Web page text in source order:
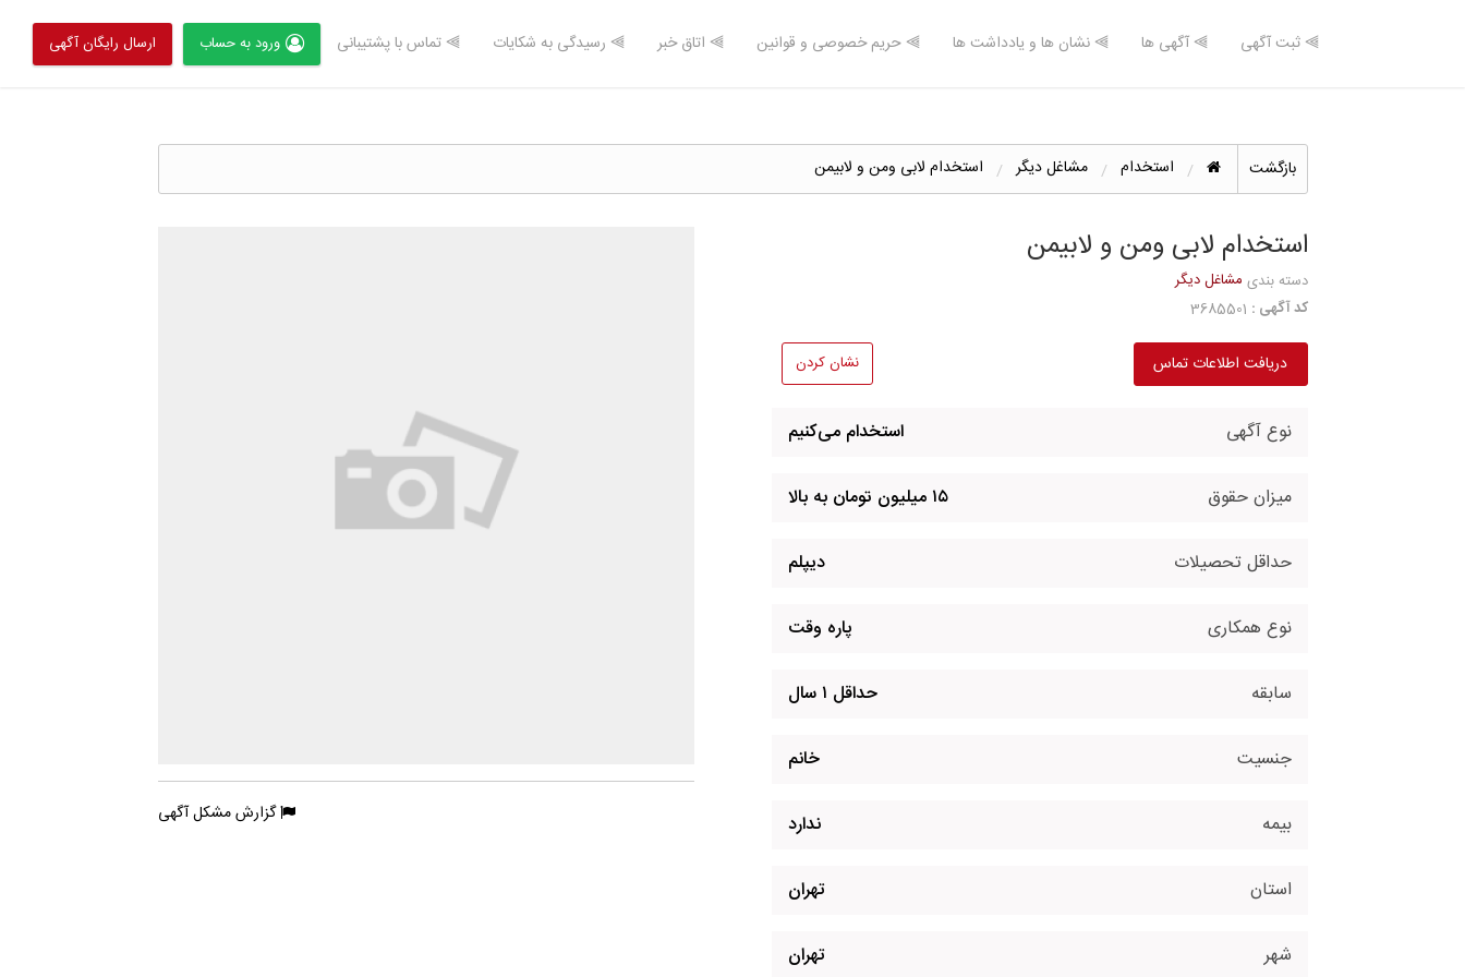
⫸ ثبت آگهی ⫸ آگهی ها ⫸ نشان ها و یادداشت ها ⫸ حریم خصوصی و قوانین ⫸ اتاق خبر ⫸ رسیدگی به شکایات ⫸ تماس با پشتیبانی ورود به حساب ارسال رایگان آگهی
بازگشت استخدام مشاغل دیگر استخدام لابی ومن و لابیمن
استخدام لابی ومن و لابیمن
دسته بندی مشاغل دیگر
کد آگهی :
دریافت اطلاعات تماس نشان کردن
نوع آگهی استخدام می‌کنیم
میزان حقوق ۱۵ میلیون تومان به بالا
حداقل تحصیلات دیپلم
نوع همکاری پاره وقت
سابقه حداقل ۱ سال
جنسیت خانم
بیمه ندارد
استان تهران
شهر تهران
گزارش مشکل آگهی